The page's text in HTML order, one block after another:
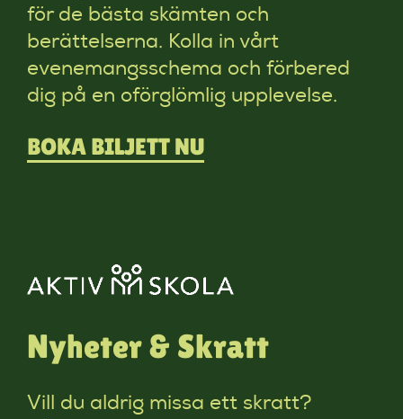
för de bästa skämten och
berättelserna. Kolla in vårt
evenemangsschema och förbered
dig på en oförglömlig upplevelse.
BOKA BILJETT NU
Nyheter & Skratt
Vill du aldrig missa ett skratt?